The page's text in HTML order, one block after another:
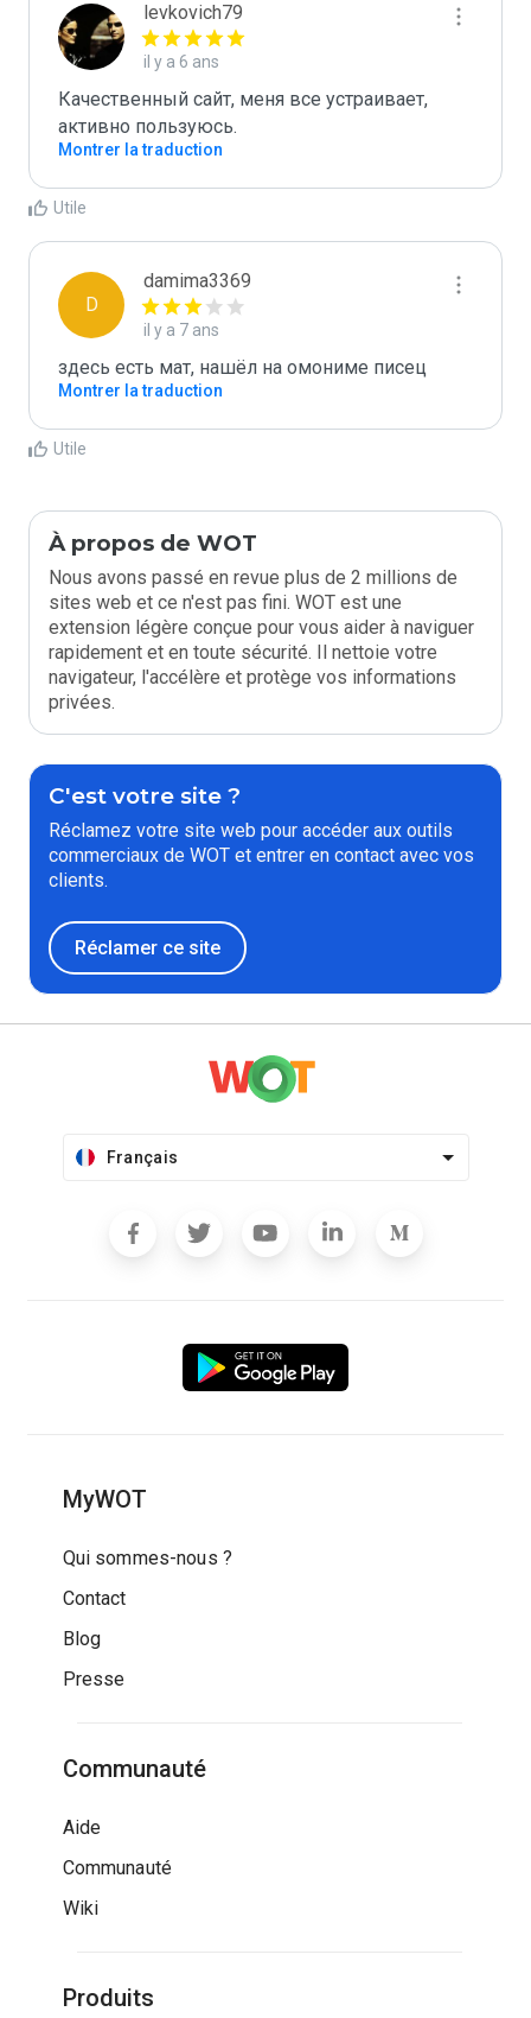
levkovich79
il y a 6 ans
Качественный сайт, меня все устраивает,
активно пользуюсь.
Montrer la traduction
Utile
D
damima3369
il y a 7 ans
здесь есть мат, нашёл на омониме писец
Montrer la traduction
Utile
À propos de WOT
Nous avons passé en revue plus de 2 millions de
sites web et ce n'est pas fini. WOT est une
extension légère conçue pour vous aider à naviguer
rapidement et en toute sécurité. Il nettoie votre
navigateur, l'accélère et protège vos informations
privées.
C'est votre site ?
Réclamez votre site web pour accéder aux outils
commerciaux de WOT et entrer en contact avec vos
clients.
Réclamer ce site
Français
MyWOT
Qui sommes-nous ?
Contact
Blog
Presse
Communauté
Aide
Communauté
Wiki
Produits